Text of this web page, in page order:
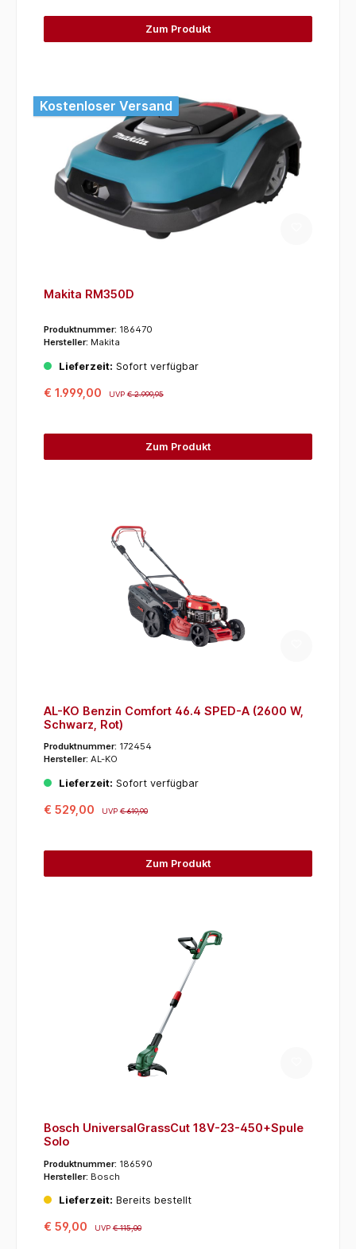
Zum Produkt
Kostenloser Versand
Makita RM350D
Produktnummer: 186470
Hersteller: Makita
Lieferzeit: Sofort verfügbar
€ 1.999,00 UVP€ 2.999,95
Zum Produkt
AL-KO Benzin Comfort 46.4 SPED-A (2600 W,
Schwarz, Rot)
Produktnummer: 172454
Hersteller: AL-KO
Lieferzeit: Sofort verfügbar
€ 529,00 UVP€ 619,90
Zum Produkt
Bosch UniversalGrassCut 18V-23-450+Spule
Solo
Produktnummer: 186590
Hersteller: Bosch
Lieferzeit: Bereits bestellt
€ 59,00 UVP€ 115,00